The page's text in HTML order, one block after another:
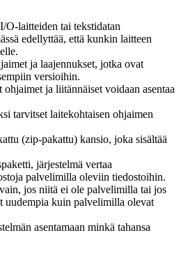
O-laitteiden tai tekstidatan
edellyttää, että kunkin laitteen
ja laajennukset, jotka ovat
versioihin.
ja liitännäiset voidaan asentaa
tarvitset laitekohtaisen ohjaimen
(zip-pakattu) kansio, joka sisältää
järjestelmä vertaa
palvelimilla oleviin tiedostoihin.
jos niitä ei ole palvelimilla tai jos
uudempia kuin palvelimilla olevat
asentamaan minkä tahansa